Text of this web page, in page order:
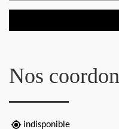
Nos
indisponible